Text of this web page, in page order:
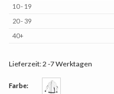
10 - 19
20 - 39
40+
Lieferzeit:2 -7 Werktagen
Farbe: